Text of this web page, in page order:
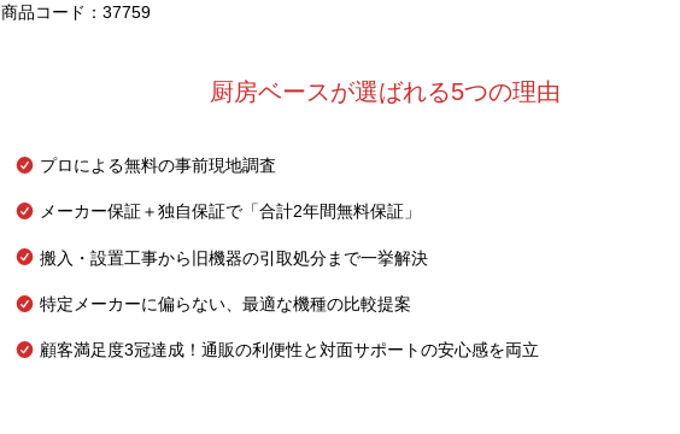
商品コード：37759
厨房ベースが選ばれる5つの理由
プロによる無料の事前現地調査
メーカー保証＋独自保証で「合計2年間無料保証」
搬入・設置工事から旧機器の引取処分まで一挙解決
特定メーカーに偏らない、最適な機種の比較提案
顧客満足度3冠達成！通販の利便性と対面サポートの安心感を両立